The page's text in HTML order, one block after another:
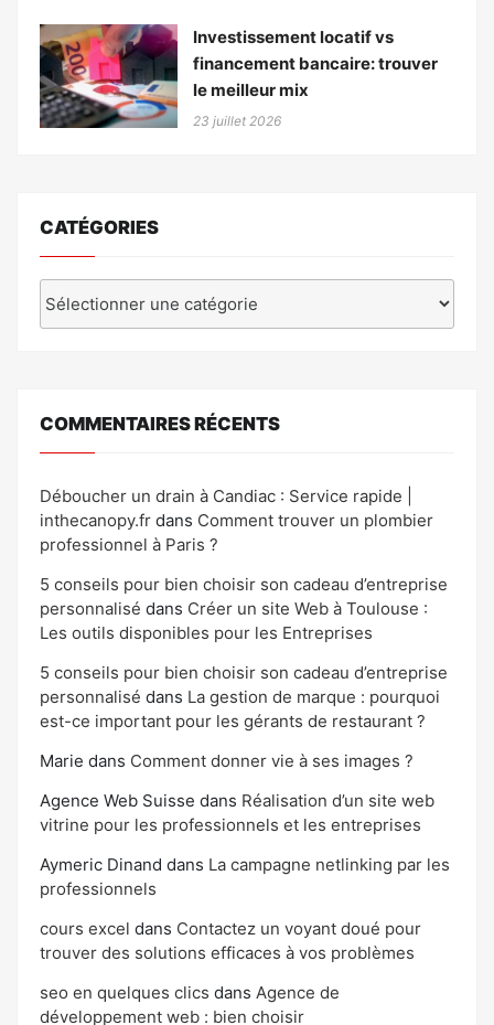
Investissement locatif vs
financement bancaire: trouver
le meilleur mix
23 juillet 2026
CATÉGORIES
COMMENTAIRES RÉCENTS
Déboucher un drain à Candiac : Service rapide |
inthecanopy.fr dans Comment trouver un plombier
professionnel à Paris ?
5 conseils pour bien choisir son cadeau d’entreprise
personnalisé dans Créer un site Web à Toulouse :
Les outils disponibles pour les Entreprises
5 conseils pour bien choisir son cadeau d’entreprise
personnalisé dans La gestion de marque : pourquoi
est-ce important pour les gérants de restaurant ?
Marie dans Comment donner vie à ses images ?
Agence Web Suisse dans Réalisation d’un site web
vitrine pour les professionnels et les entreprises
Aymeric Dinand dans La campagne netlinking par les
professionnels
cours excel dans Contactez un voyant doué pour
trouver des solutions efficaces à vos problèmes
seo en quelques clics dans Agence de
développement web : bien choisir